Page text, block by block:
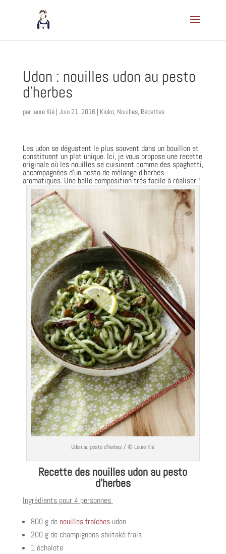
Udon : nouilles udon au pesto
d’herbes
par laure Kié| Juin 21, 2016| Kioko, Nouilles, Recettes
Les udon se dégustent le plus souvent dans un bouillon et
constituent un plat unique. Ici, je vous propose une recette
originale où les nouilles se cuisinent comme des spaghetti,
accompagnées d’un pesto de mélange d’herbes
aromatiques. Une belle composition très facile à réaliser !
Udon au pesto d’herbes / © Laure Kié
Recette des nouilles udon au pesto
d’herbes
Ingrédients pour 4 personnes
800 g de nouilles fraîchesudon
200 g de champignons shiitaké frais
1 échalote